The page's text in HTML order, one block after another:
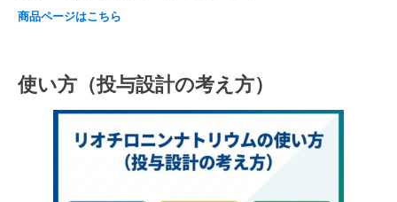
商品ページはこちら
使い方（投与設計の考え方）